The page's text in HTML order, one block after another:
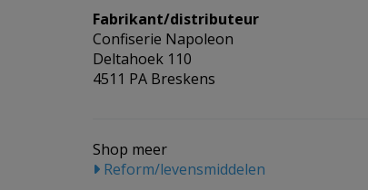
Fabrikant/distributeur
Confiserie Napoleon
Deltahoek 110
4511 PA Breskens
Shop meer
Reform/levensmiddelen